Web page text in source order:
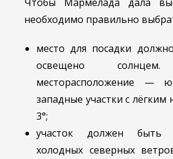
необходимо правильно
место для посадки
освещено солнцем.
месторасположение —
западные участки с
3°;
участок должен
холодных северных